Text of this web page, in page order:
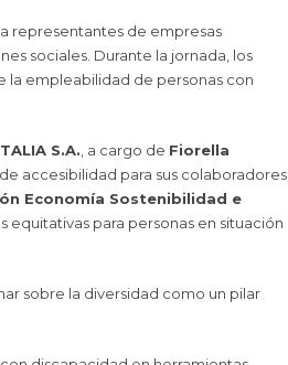
a representantes de empresas
sociales. Durante la jornada, los
la empleabilidad de personas con
S.A. , a cargo de Fiorella
accesibilidad para sus colaboradores
Economía Sostenibilidad e
equitativas para personas en situación
sobre la diversidad como un pilar